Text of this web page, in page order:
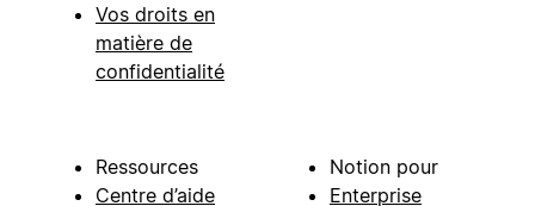
Vos droits en
matière de
confidentialité
Ressources
Centre d’aide
Notion pour
Enterprise